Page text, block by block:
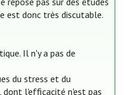
est donc très discutable.
Il n'y a pas de
du stress et du
dont l'efficacité n'est pas